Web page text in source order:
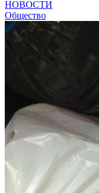
НОВОСТИ
Общество